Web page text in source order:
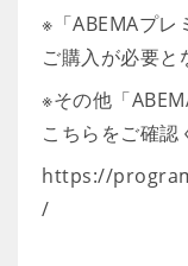
※「ABEMAプレ
ご購入が必要と
※その他「
こちらをご確認
https://
/